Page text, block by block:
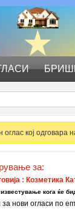
оглас кој
за:
: Козметика
кога ќе
нови огласи по